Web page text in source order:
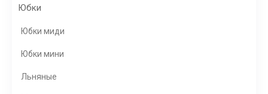
Юбки
Юбки миди
Юбки мини
Льняные